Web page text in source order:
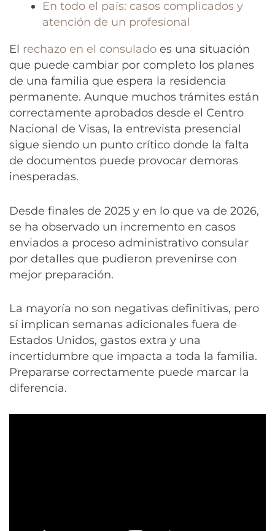
En todo el país: casos complicados y
atención de un profesional
El rechazo en el consulado es una situación
que puede cambiar por completo los planes
de una familia que espera la residencia
permanente. Aunque muchos trámites están
correctamente aprobados desde el Centro
Nacional de Visas, la entrevista presencial
sigue siendo un punto crítico donde la falta
de documentos puede provocar demoras
inesperadas.
Desde finales de 2025 y en lo que va de 2026,
se ha observado un incremento en casos
enviados a proceso administrativo consular
por detalles que pudieron prevenirse con
mejor preparación.
La mayoría no son negativas definitivas, pero
sí implican semanas adicionales fuera de
Estados Unidos, gastos extra y una
incertidumbre que impacta a toda la familia.
Prepararse correctamente puede marcar la
diferencia.